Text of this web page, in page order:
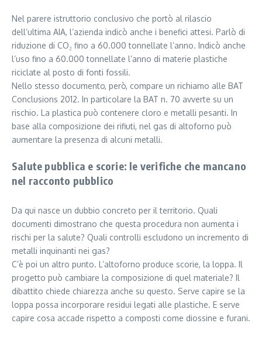
Nel parere istruttorio conclusivo che portò al rilascio
dell’ultima AIA, l’azienda indicò anche i benefici attesi. Parlò di
riduzione di CO₂ fino a 60.000 tonnellate l’anno. Indicò anche
l’uso fino a 60.000 tonnellate l’anno di materie plastiche
riciclate al posto di fonti fossili.
Nello stesso documento, però, compare un richiamo alle BAT
Conclusions 2012. In particolare la BAT n. 70 avverte su un
rischio. La plastica può contenere cloro e metalli pesanti. In
base alla composizione dei rifiuti, nel gas di altoforno può
aumentare la presenza di alcuni metalli.
Salute pubblica e scorie: le verifiche che mancano
nel racconto pubblico
Da qui nasce un dubbio concreto per il territorio. Quali
documenti dimostrano che questa procedura non aumenta i
rischi per la salute? Quali controlli escludono un incremento di
metalli inquinanti nei gas?
C’è poi un altro punto. L’altoforno produce scorie, la loppa. Il
progetto può cambiare la composizione di quel materiale? Il
dibattito chiede chiarezza anche su questo. Serve capire se la
loppa possa incorporare residui legati alle plastiche. E serve
capire cosa accade rispetto a composti come diossine e furani.